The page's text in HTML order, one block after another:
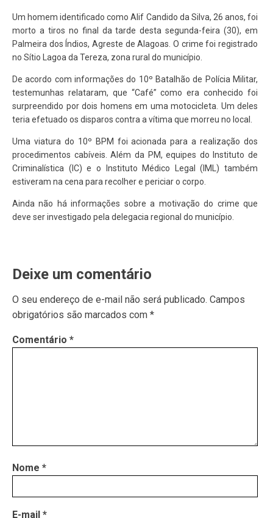
Um homem identificado como Alif Candido da Silva, 26 anos, foi
morto a tiros no final da tarde desta segunda-feira (30), em
Palmeira dos Índios, Agreste de Alagoas. O crime foi registrado
no Sítio Lagoa da Tereza, zona rural do município.
De acordo com informações do 10º Batalhão de Polícia Militar,
testemunhas relataram, que “Café” como era conhecido foi
surpreendido por dois homens em uma motocicleta. Um deles
teria efetuado os disparos contra a vítima que morreu no local.
Uma viatura do 10º BPM foi acionada para a realização dos
procedimentos cabíveis. Além da PM, equipes do Instituto de
Criminalística (IC) e o Instituto Médico Legal (IML) também
estiveram na cena para recolher e periciar o corpo.
Ainda não há informações sobre a motivação do crime que
deve ser investigado pela delegacia regional do município.
Deixe um comentário
O seu endereço de e-mail não será publicado. Campos
obrigatórios são marcados com *
Comentário *
Nome *
E-mail *